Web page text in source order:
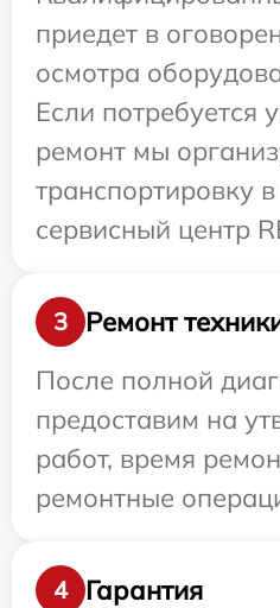
приедет в
осмотра
Если потребуется
ремонт мы
транспортировку
сервисный центр
3
Ремонт
После полной
предоставим на
работ, время
ремонтные
4
Гарантия